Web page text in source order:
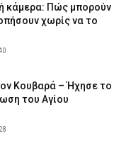
κάμερα: Πώς μπορούν
χωρίς να το
Κουβαρά – Ήχησε το
του Αγίου